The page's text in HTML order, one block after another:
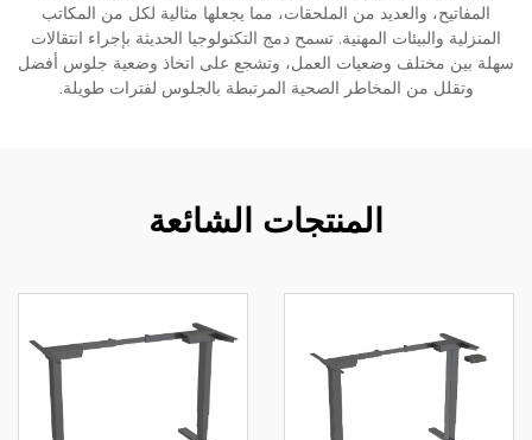
المفاتيح، والعديد من الملحقات، مما يجعلها مثالية لكل من المكاتب
المنزلية والبيئات المهنية. تسمح دمج التكنولوجيا الحديثة بإجراء انتقالات
سهلة بين مختلف وضعيات العمل، وتشجع على اتخاذ وضعية جلوس أفضل
وتقلل من المخاطر الصحية المرتبطة بالجلوس لفترات طويلة.
المنتجات الشائعة